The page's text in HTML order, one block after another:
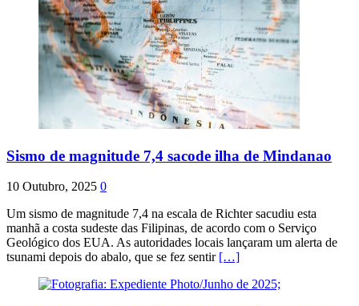
Sismo de magnitude 7,4 sacode ilha de Mindanao
10 Outubro, 2025 0
Um sismo de magnitude 7,4 na escala de Richter sacudiu esta
manhã a costa sudeste das Filipinas, de acordo com o Serviço
Geológico dos EUA. As autoridades locais lançaram um alerta de
tsunami depois do abalo, que se fez sentir […]